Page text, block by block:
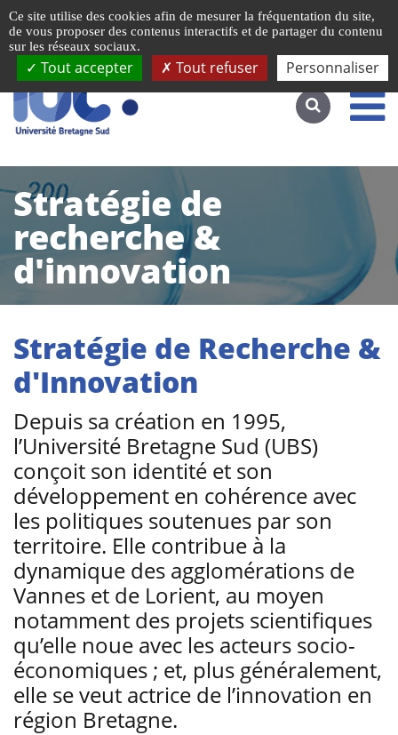
Accéder au site complet
Stratégie de
recherche &
d'innovation
Stratégie de Recherche &
d'Innovation
Depuis sa création en 1995,
l’Université Bretagne Sud (UBS)
conçoit son identité et son
développement en cohérence avec
les politiques soutenues par son
territoire. Elle contribue à la
dynamique des agglomérations de
Vannes et de Lorient, au moyen
notamment des projets scientifiques
qu’elle noue avec les acteurs socio-
économiques ; et, plus généralement,
elle se veut actrice de l’innovation en
région Bretagne.
Ce site utilise des cookies afin de mesurer la fréquentation du site,
de vous proposer des contenus interactifs et de partager du contenu
sur les réseaux sociaux.
Tout accepter Tout refuser Personnaliser